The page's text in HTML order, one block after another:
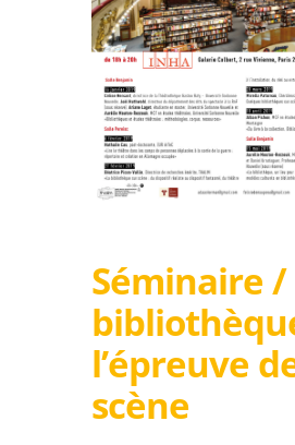
Séminaire /
l’épreuve
scène